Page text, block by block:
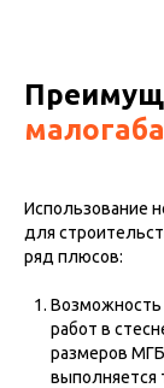
Использование
для
ряд плюсов:
Возможность
работ в
размеров
выполняется
Контакты
Цены
+7